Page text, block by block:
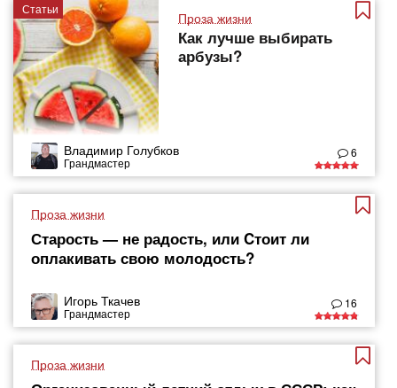
Статьи
Проза жизни
Как лучше выбирать
арбузы?
Владимир Голубков
Грандмастер
6
Проза жизни
Старость — не радость, или Cтоит ли
оплакивать свою молодость?
Игорь Ткачев
Грандмастер
16
Проза жизни